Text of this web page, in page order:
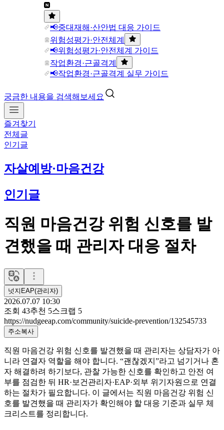
📢중대재해·산안법 대응 가이드
위험성평가·안전체계
📢위험성평가·안전체계 가이드
작업환경·근골격계
📢작업환경·근골격계 실무 가이드
궁금한 내용을 검색해보세요
즐겨찾기
전체글
인기글
자살예방·마음건강
인기글
직원 마음건강 위험 신호를 발
견했을 때 관리자 대응 절차
넛지EAP(관리자)
2026.07.07 10:30
조회 43추천 5스크랩 5
https://nudgeeap.com/community/suicide-prevention/132545733
주소복사
직원 마음건강 위험 신호를 발견했을 때 관리자는 상담자가 아
니라 연결자 역할을 해야 합니다. “괜찮겠지”라고 넘기거나 혼
자 해결하려 하기보다, 관찰 가능한 신호를 확인하고 안전 여
부를 점검한 뒤 HR·보건관리자·EAP·외부 위기자원으로 연결
하는 절차가 필요합니다. 이 글에서는 직원 마음건강 위험 신
호를 발견했을 때 관리자가 확인해야 할 대응 기준과 실무 체
크리스트를 정리합니다.